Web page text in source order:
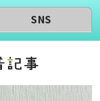
SNS